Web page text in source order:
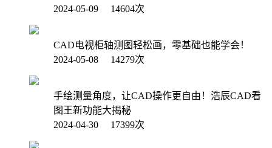
2024-05-09 14604次
CAD电视柜轴测图轻松画，零基础也能学会！
2024-05-08 14279次
手绘测量角度，让CAD操作更自由！浩辰CAD看
图王新功能大揭秘
2024-04-30 17399次